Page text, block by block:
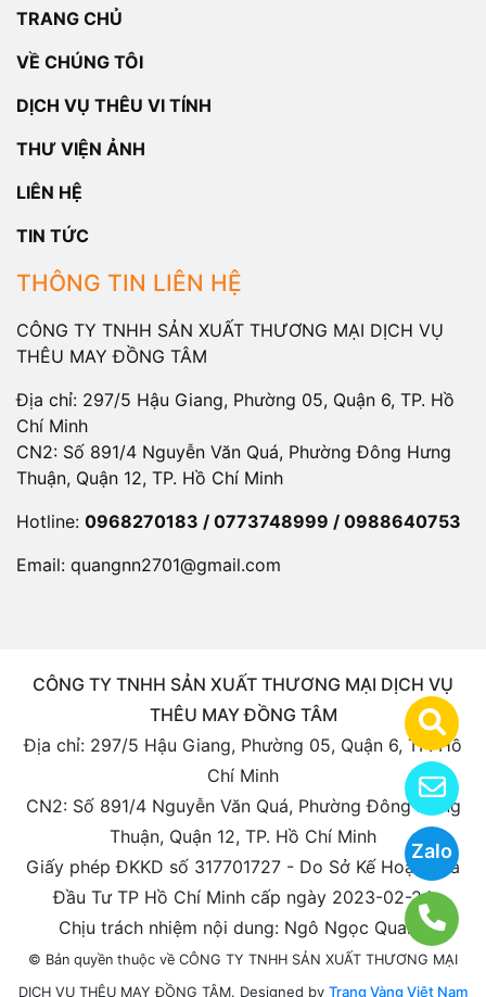
Zalo
TRANG CHỦ
VỀ CHÚNG TÔI
DỊCH VỤ THÊU VI TÍNH
THƯ VIỆN ẢNH
LIÊN HỆ
TIN TỨC
THÔNG TIN LIÊN HỆ
CÔNG TY TNHH SẢN XUẤT THƯƠNG MẠI DỊCH VỤ
THÊU MAY ĐỒNG TÂM
Địa chỉ: 297/5 Hậu Giang, Phường 05, Quận 6, TP. Hồ
Chí Minh
CN2: Số 891/4 Nguyễn Văn Quá, Phường Đông Hưng
Thuận, Quận 12, TP. Hồ Chí Minh
Hotline: 0968270183 / 0773748999 / 0988640753
Email: quangnn2701@gmail.com
CÔNG TY TNHH SẢN XUẤT THƯƠNG MẠI DỊCH VỤ
THÊU MAY ĐỒNG TÂM
Địa chỉ: 297/5 Hậu Giang, Phường 05, Quận 6, TP. Hồ
Chí Minh
CN2: Số 891/4 Nguyễn Văn Quá, Phường Đông Hưng
Thuận, Quận 12, TP. Hồ Chí Minh
Giấy phép ĐKKD số 317701727 - Do Sở Kế Hoạch Và
Đầu Tư TP Hồ Chí Minh cấp ngày 2023-02-24
Chịu trách nhiệm nội dung: Ngô Ngọc Quang
© Bản quyền thuộc về CÔNG TY TNHH SẢN XUẤT THƯƠNG MẠI
DỊCH VỤ THÊU MAY ĐỒNG TÂM. Designed by Trang Vàng Việt Nam